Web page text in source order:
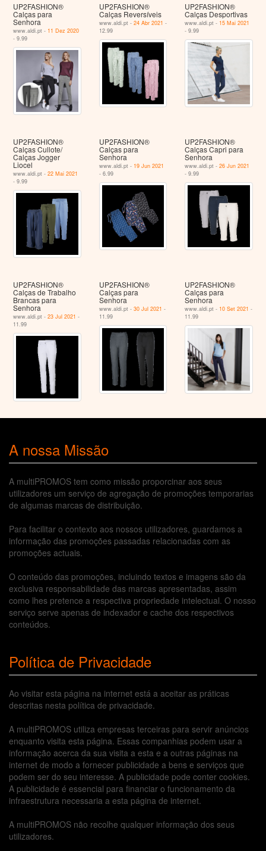
UP2FASHION®
Calças para
Senhora
www.aldi.pt - 11 Dez 2020
- 9.99
UP2FASHION®
Calças Reversíveis
www.aldi.pt - 24 Abr 2021 -
12.99
UP2FASHION®
Calças Desportivas
www.aldi.pt - 15 Mai 2021
- 9.99
UP2FASHION®
Calças Cullote/
Calças Jogger
Liocel
www.aldi.pt -22 Mai 2021
- 9.99
UP2FASHION®
Calças para
Senhora
www.aldi.pt - 19 Jun 2021
- 6.99
UP2FASHION®
Calças Capri para
Senhora
www.aldi.pt -26 Jun 2021
- 9.99
UP2FASHION®
Calças de Trabalho
Brancas para
Senhora
www.aldi.pt -23 Jul 2021 -
11.99
UP2FASHION®
Calças para
Senhora
www.aldi.pt - 30 Jul 2021 -
11.99
UP2FASHION®
Calças para
Senhora
www.aldi.pt - 10 Set 2021 -
11.99
A nossa Missão
A multiPROMOS tem como missão proporcinar aos seus
utilizadores um serviço de agregação de promoções temporarias
de algumas marcas de distribuição.
Para facilitar o contexto aos nossos utilizadores, guardamos a
informação das promoções passadas relacionadas com as
promoções actuais.
O conteúdo das promoções, incluindo textos e imagens são da
exclusiva responsabilidade das marcas apresentadas, assim
como lhes pretence a respectiva propriedade intelectual. O nosso
serviço serve apenas de indexador e cache dos respectivos
conteúdos.
Política de Privacidade
Ao visitar esta página na internet está a aceitar as práticas
descritas nesta política de privacidade.
A multiPROMOS utiliza empresas terceiras para servir anúncios
enquanto visita esta página. Essas companhias podem usar a
informação acerca da sua visita a esta e a outras páginas na
internet de modo a fornecer publicidade a bens e serviços que
podem ser do seu interesse. A publicidade pode conter cookies.
A publicidade é essencial para financiar o funcionamento da
infraestrutura necessaria a esta página de internet.
A multiPROMOS não recolhe qualquer informação dos seus
utilizadores.